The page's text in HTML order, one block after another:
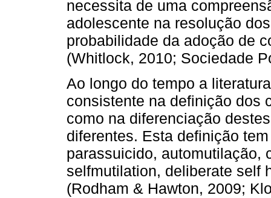
necessita de uma
adolescente na resolução
probabilidade da adoção de
(Whitlock, 2010; Sociedade
Ao longo do tempo a
consistente na definição dos
como na diferenciação
diferentes. Esta definição
parassuicido, automutilação,
selfmutilation, deliberate self
(Rodham & Hawton, 2009;